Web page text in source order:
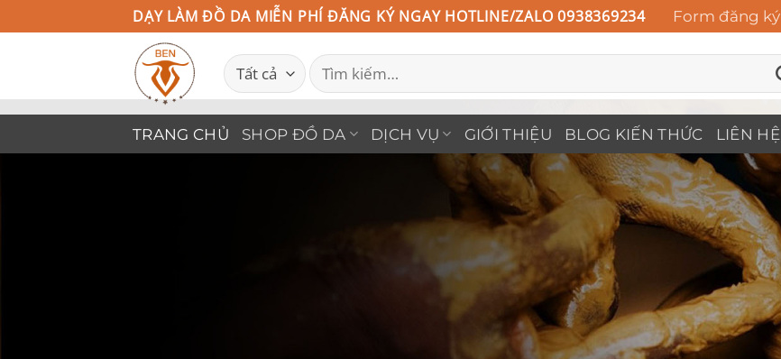
dung
DẠY LÀM ĐỒ DA MIỄN PHÍ ĐĂNG KÝ NGAY HOTLINE/ZALO 0938369234 Form đăng ký
Tìm
kiếm:
TRANG CHỦ SHOP ĐỒ DA DỊCH VỤ GIỚI THIỆU BLOG KIẾN THỨC LIÊN HỆ